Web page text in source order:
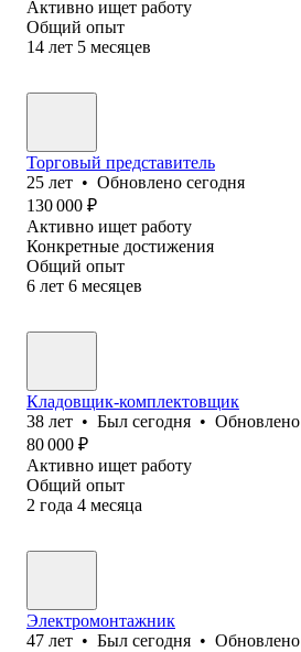
Активно ищет работу
Общий опыт
14 лет 5 месяцев
Торговый представитель
25 лет • Обновлено сегодня
130 000 ₽
Активно ищет работу
Конкретные достижения
Общий опыт
6 лет 6 месяцев
Кладовщик-комплектовщик
38 лет • Был сегодня • Обновлено
80 000 ₽
Активно ищет работу
Общий опыт
2 года 4 месяца
Электромонтажник
47 лет • Был сегодня • Обновлено